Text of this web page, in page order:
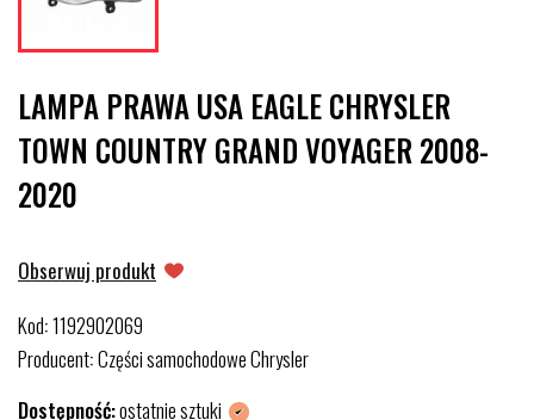
LAMPA PRAWA USA EAGLE CHRYSLER
TOWN COUNTRY GRAND VOYAGER 2008-
2020
Obserwuj produkt
Kod:1192902069
Producent:Części samochodowe Chrysler
Dostępność:ostatnie sztuki